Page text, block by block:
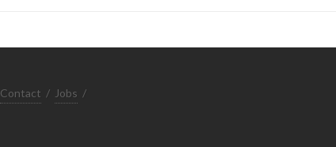
Contact / Jobs /